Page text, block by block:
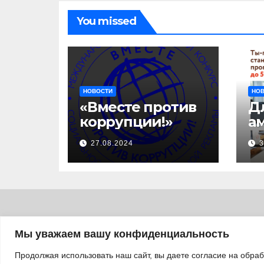
Мы уважаем вашу конфиденциальность
Продолжая использовать наш сайт, вы даете согласие на
You missed
НОВОСТИ
«Вместе против
коррупции!»
27.08.2024